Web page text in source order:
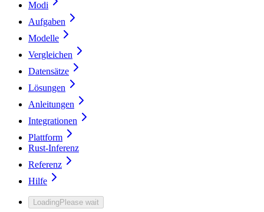
Modi
Aufgaben
Modelle
Vergleichen
Datensätze
Lösungen
Anleitungen
Integrationen
Plattform
Rust-Inferenz
Referenz
Hilfe
LoadingPlease wait